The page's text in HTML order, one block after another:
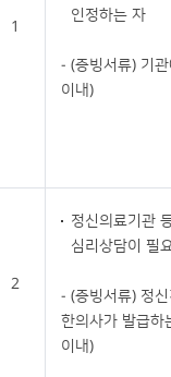
1
인정하는 자
- (증빙서류) 기
이내)
2
정신의료기관
심리상담이 필
- (증빙서류) 정
한의사가 발급하
이내)